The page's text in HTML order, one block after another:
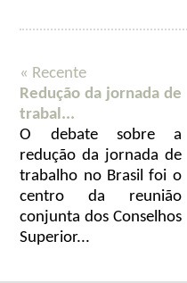
« Recente
Redução da jornada de
trabal...
O debate sobre a
redução da jornada de
trabalho no Brasil foi o
centro da reunião
conjunta dos Conselhos
Superior...